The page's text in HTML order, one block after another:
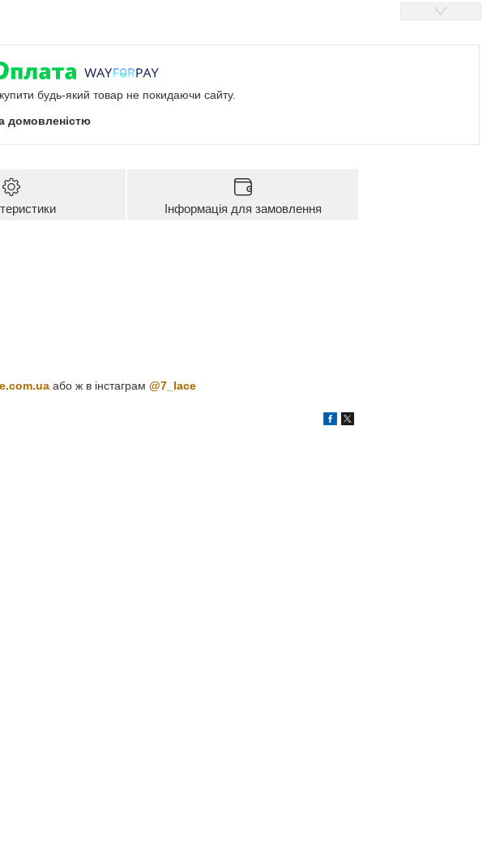
будь-який товар не покидаючи сайту.
домовленістю
Інформація для замовлення
або ж в інстаграм @7_lace